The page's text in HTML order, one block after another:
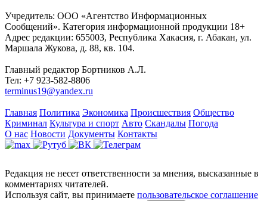
Учредитель: ООО «Агентство Информационных
Сообщений». Категория информационной продукции 18+
Адрес редакции: 655003, Республика Хакасия, г. Абакан, ул.
Маршала Жукова, д. 88, кв. 104.
Главный редактор Бортников А.Л.
Тел: +7 923-582-8806
terminus19@yandex.ru
Главная Политика Экономика Происшествия Общество
Криминал Культура и спорт Авто Скандалы Погода
О нас Новости Документы Контакты
Редакция не несет ответственности за мнения, высказанные в
комментариях читателей.
Используя сайт, вы принимаете пользовательское соглашение